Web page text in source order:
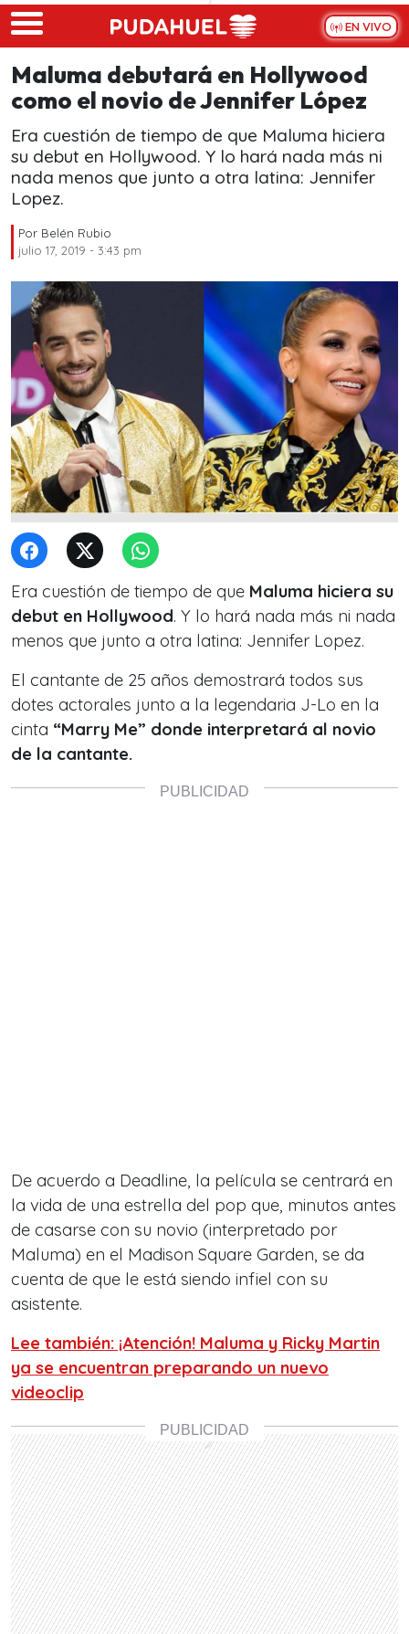
Skip to main content
EN VIVO
Maluma debutará en Hollywood
como el novio de Jennifer López
Era cuestión de tiempo de que Maluma hiciera
su debut en Hollywood. Y lo hará nada más ni
nada menos que junto a otra latina: Jennifer
Lopez.
Por Belén Rubio
julio 17, 2019 - 3:43 pm
Era cuestión de tiempo de que Maluma hiciera su
debut en Hollywood. Y lo hará nada más ni nada
menos que junto a otra latina: Jennifer Lopez.
El cantante de 25 años demostrará todos sus
dotes actorales junto a la legendaria J-Lo en la
cinta “Marry Me” donde interpretará al novio
de la cantante.
De acuerdo a Deadline, la película se centrará en
la vida de una estrella del pop que, minutos antes
de casarse con su novio (interpretado por
Maluma) en el Madison Square Garden, se da
cuenta de que le está siendo infiel con su
asistente.
Lee también: ¡Atención! Maluma y Ricky Martin
ya se encuentran preparando un nuevo
videoclip